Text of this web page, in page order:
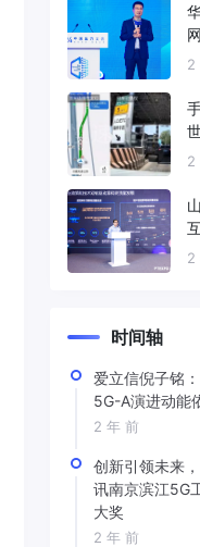
2
2
2
时间轴
爱立信倪子铭
5G-A演进动能
2 年 前
创新引领未来
讯南京滨江5G
大奖
2 年 前